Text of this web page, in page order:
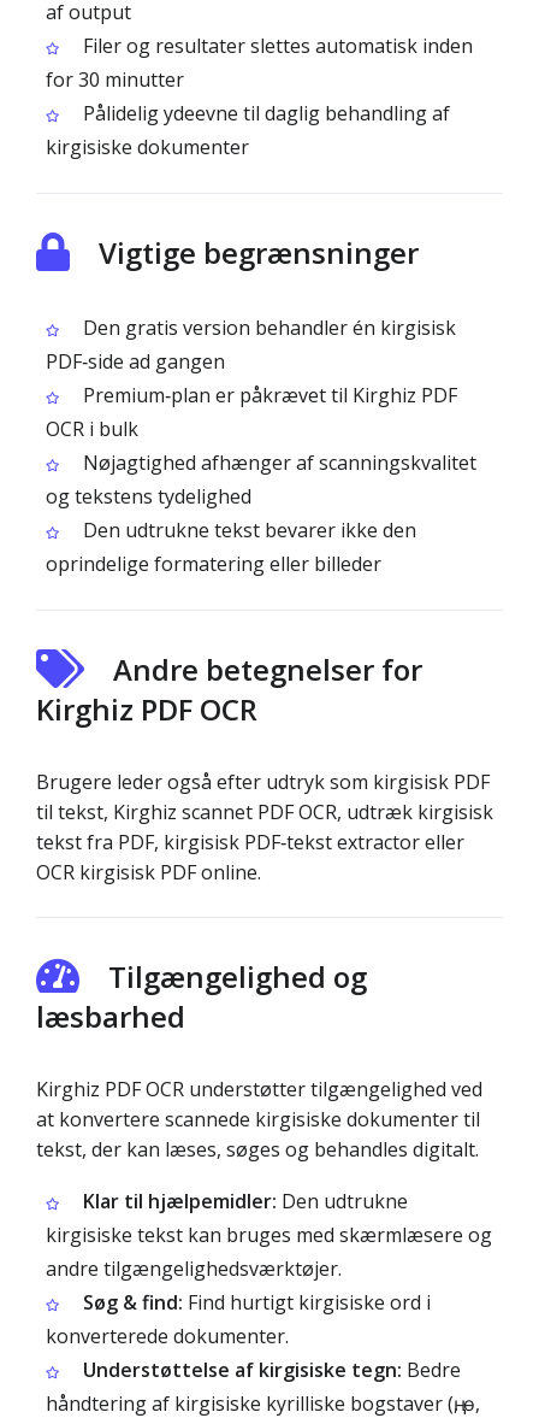
af output
Filer og resultater slettes automatisk inden
for 30 minutter
Pålidelig ydeevne til daglig behandling af
kirgisiske dokumenter
Vigtige begrænsninger
Den gratis version behandler én kirgisisk
PDF‑side ad gangen
Premium‑plan er påkrævet til Kirghiz PDF
OCR i bulk
Nøjagtighed afhænger af scanningskvalitet
og tekstens tydelighed
Den udtrukne tekst bevarer ikke den
oprindelige formatering eller billeder
Andre betegnelser for
Kirghiz PDF OCR
Brugere leder også efter udtryk som kirgisisk PDF
til tekst, Kirghiz scannet PDF OCR, udtræk kirgisisk
tekst fra PDF, kirgisisk PDF‑tekst extractor eller
OCR kirgisisk PDF online.
Tilgængelighed og
læsbarhed
Kirghiz PDF OCR understøtter tilgængelighed ved
at konvertere scannede kirgisiske dokumenter til
tekst, der kan læses, søges og behandles digitalt.
Klar til hjælpemidler: Den udtrukne
kirgisiske tekst kan bruges med skærmlæsere og
andre tilgængelighedsværktøjer.
Søg & find: Find hurtigt kirgisiske ord i
konverterede dokumenter.
Understøttelse af kirgisiske tegn: Bedre
håndtering af kirgisiske kyrilliske bogstaver (ң, ө,